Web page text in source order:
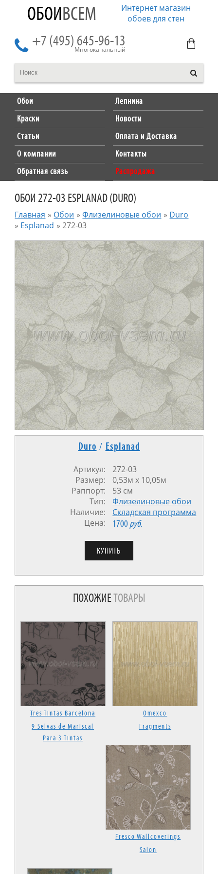
ОБОИВСЕМ
Интернет магазин
обоев для стен
+7 (495) 645-96-13
Многоканальный
Обои
Лепнина
Краски
Новости
Статьи
Оплата и Доставка
О компании
Контакты
Обратная связь
Распродажа
ОБОИ 272-03 ESPLANAD (DURO)
Главная » Обои »Флизелиновые обои » Duro
» Esplanad »272-03
Duro / Esplanad
Артикул:
272-03
Размер:
0,53м х 10,05м
Раппорт:
53 см
Тип:
Флизелиновые обои
Наличие:
Cкладская программа
Цена:
1700руб.
ПОХОЖИЕТОВАРЫ
Tres Tintas Barcelona
9 Selvas de Mariscal
Para 3 Tintas
Omexco
Fragments
Fresco Wallcoverings
Salon